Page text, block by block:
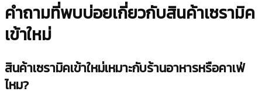
คำถามที่พบบ่อยเกี่ยวกับสินค้าเซรามิค
เข้าใหม่
สินค้าเซรามิคเข้าใหม่เหมาะกับร้านอาหารหรือคาเฟ่
ไหม?